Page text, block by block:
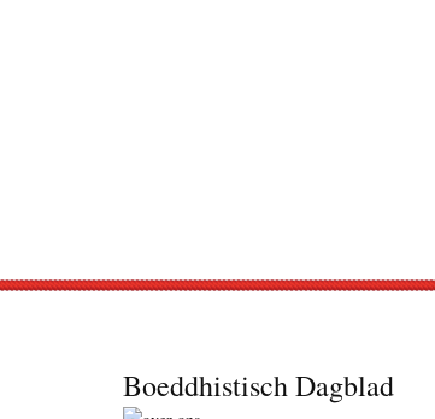
Boeddhistisch Dagblad